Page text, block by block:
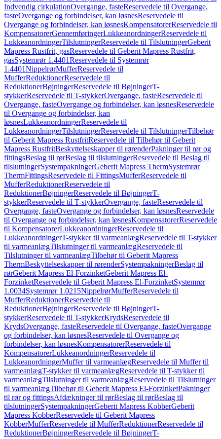
Indvendig cirkulationOvergange, fasteReservedele til Overgange,
fasteOvergange og forbindelser, kan løsnesReservedele til
Overgange og forbindelser, kan løsnesKompensatorerReservedele til
KompensatorerGennemføringerLukkeanordningerReservedele til
LukkeanordningerTilslutningerReservedele til TilslutningerGeberit
Mapress Rustfrit, gasReservedele til Geberit Mapress Rustfrit,
gasSystemrør 1.4401Reservedele til Systemrør
1.4401NippelrørMufferReservedele til
MufferReduktionerReservedele til
ReduktionerBøjningerReservedele til BøjningerT-
stykkerReservedele til T-stykkerOvergange, fasteReservedele til
Overgange, fasteOvergange og forbindelser, kan løsnesReservedele
til Overgange og forbindelser, kan
løsnesLukkeanordningerReservedele til
LukkeanordningerTilslutningerReservedele til TilslutningerTilbehør
til Geberit Mapress RustfritReservedele til Tilbehør til Geberit
Mapress RustfritBeskyttelseskapper til rørenderPakninger til rør og
fittingsBeslag til rørBeslag til tilslutningerReservedele til Beslag til
tilslutningerSystempakningerGeberit Mapress ThermSystemrør
ThermFittingsReservedele til FittingsMufferReservedele til
MufferReduktionerReservedele til
ReduktionerBøjningerReservedele til BøjningerT-
stykkerReservedele til T-stykkerOvergange, fasteReservedele til
Overgange, fasteOvergange og forbindelser, kan løsnesReservedele
til Overgange og forbindelser, kan løsnesKompensatorerReservedele
til KompensatorerLukkeanordningerReservedele til
LukkeanordningerT-stykker til varmeanlægReservedele til T-stykker
til varmeanlægTilslutninger til varmeanlægReservedele til
Tilslutninger til varmeanlægTilbehør til Geberit Mapress
ThermBeskyttelseskapper til rørenderSystempakningerBeslag til
rørGeberit Mapress El-ForzinketGeberit Mapress El-
ForzinketReservedele til Geberit Mapress El-ForzinketSystemrør
1.0034Systemrør 1.0215NippelrørMufferReservedele til
MufferReduktionerReservedele til
ReduktionerBøjningerReservedele til BøjningerT-
stykkerReservedele til T-stykkerKrydsReservedele til
KrydsOvergange, fasteReservedele til Overgange, fasteOvergange
og forbindelser, kan løsnesReservedele til Overgange og
forbindelser, kan løsnesKompensatorerReservedele til
KompensatorerLukkeanordningerReservedele til
LukkeanordningerMuffer til varmeanlægReservedele til Muffer til
varmeanlægT-stykker til varmeanlægReservedele til T-stykker til
varmeanlægTilslutninger til varmeanlægReservedele til Tilslutninger
til varmeanlægTilbehør til Geberit Mapress El-ForzinketPakninger
til rør og fittingsAfdækninger til rørBeslag til rørBeslag til
tilslutningerSystempakningerGeberit Mapress KobberGeberit
Mapress KobberReservedele til Geberit Mapress
KobberMufferReservedele til MufferReduktionerReservedele til
ReduktionerBøjningerReservedele til BøjningerT-